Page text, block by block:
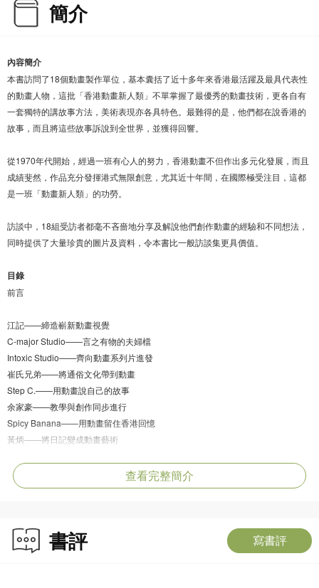
簡介
內容簡介
本書訪問了18個動畫製作單位，基本囊括了近十多年來香港最活躍及最具代表性
的動畫人物，這批「香港動畫新人類」不單掌握了最優秀的動畫技術，更各自有
一套獨特的講故事方法，美術表現亦各具特色。最難得的是，他們都在說香港的
故事，而且將這些故事訴說到全世界，並獲得回響。
從1970年代開始，經過一班有心人的努力，香港動畫不但作出多元化發展，而且
成績斐然，作品充分發揮港式無限創意，尤其近十年間，在國際極受注目，這都
是一班「動畫新人類」的功勞。
訪談中，18組受訪者都毫不吝嗇地分享及解說他們創作動畫的經驗和不同想法，
同時提供了大量珍貴的圖片及資料，令本書比一般訪談集更具價值。
目錄
前言
江記——締造嶄新動畫視覺
C-major Studio——言之有物的夫婦檔
Intoxic Studio——齊向動畫系列片進發
崔氏兄弟——將通俗文化帶到動畫
Step C.——用動畫說自己的故事
余家豪——教學與創作同步進行
Spicy Banana——用動畫留住香港回憶
黃炳——將日記變成動畫藝術
Andy Ng——玩家闖入遊戲世界
Point Five Studio——將香港動畫推向世外
John Chan——香港動畫的實力派
玖貳肆工作室——最年輕的三人組合
查看完整簡介
書評 寫書評